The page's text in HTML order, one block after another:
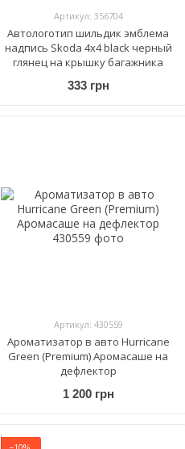
Артикул: 356704
Автологотип шильдик эмблема
надпись Skoda 4x4 black черный
глянец на крышку багажника
333 грн
Артикул: 430559
Ароматизатор в авто Hurricane
Green (Premium) Аромасаше на
дефлектор
1 200 грн